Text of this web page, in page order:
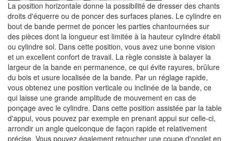
La position horizontale donne la possibilité de dresser des chants
droits d'équerre ou de poncer des surfaces planes. Le cylindre en
bout de bande permet de poncer les parties chantournées sur
des pièces dont la longueur est limitée à la hauteur cylindre établi
ou cylindre sol. Dans cette position, vous avez une bonne vision
et un excellent confort de travail. La règle consiste à balayer la
largeur de la bande en permanence, ce qui évite rayures, brûlure
du bois et usure localisée de la bande. Par un réglage rapide,
vous obtenez une position verticale ou inclinée de la bande, ce
qui laisse une grande amplitude de mouvement en cas de
ponçage avec le cylindre. Dans cette position assistée par la table
d'appui, vous pouvez par exemple en prenant appui sur celle-ci,
arrondir un angle quelconque de façon rapide et relativement
précise. Vous pouvez également retoucher une coupe d'onglet en